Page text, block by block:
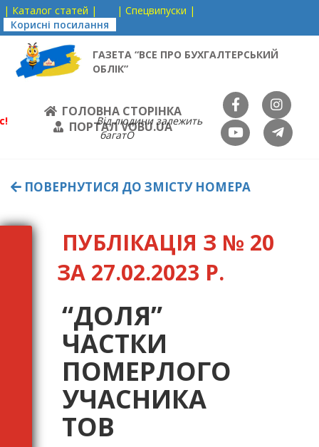
| Каталог статей |
| Спецвипуски |
Корисні посилання
ГАЗЕТА “ВСЕ ПРО БУХГАЛТЕРСЬКИЙ
ОБЛІК”
ГОЛОВНА СТОРІНКА
ПОРТАЛ VOBU.UA
Від людини залежить
багатО
ПОВЕРНУТИСЯ ДО ЗМІСТУ НОМЕРА
ПУБЛІКАЦІЯ З № 20
ЗА 27.02.2023 Р.
“ДОЛЯ”
ЧАСТКИ
ПОМЕРЛОГО
УЧАСНИКА
ТОВ